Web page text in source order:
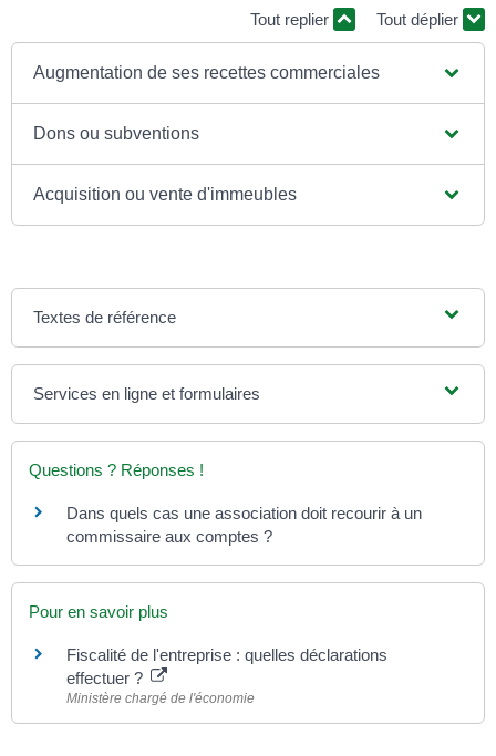
Tout replier Tout déplier
Augmentation de ses recettes commerciales
Dons ou subventions
Acquisition ou vente d'immeubles
Textes de référence
Services en ligne et formulaires
Questions ? Réponses !
Dans quels cas une association doit recourir à un
commissaire aux comptes ?
Pour en savoir plus
Fiscalité de l'entreprise : quelles déclarations
effectuer ?
Ministère chargé de l'économie